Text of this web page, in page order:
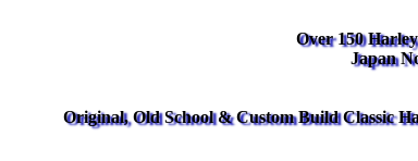
Over 150
Japan
Original, Old School & Custom Build Classic